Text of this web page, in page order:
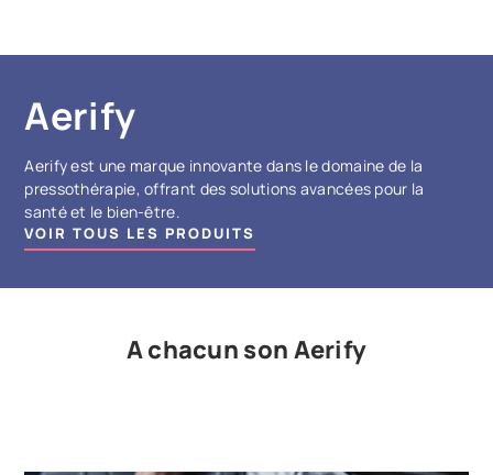
Aerify
Aerify est une marque innovante dans le domaine de la
pressothérapie, offrant des solutions avancées pour la
santé et le bien-être.
VOIR TOUS LES PRODUITS
A chacun son Aerify